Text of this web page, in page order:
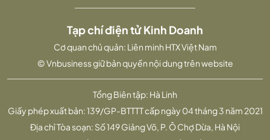
Tổng Biên tập: Hà Linh
Giấy phép xuất bản: 139/GP-BTTTT cấp ngày 04 tháng 3 năm 2021
Địa chỉ Tòa soạn: Số 149 Giảng Võ, P. Ô Chợ Dừa, Hà Nội
Tạp chí điện tử Kinh Doanh
Cơ quan chủ quản: Liên minh HTX Việt Nam
© Vnbusiness giữ bản quyền nội dung trên website